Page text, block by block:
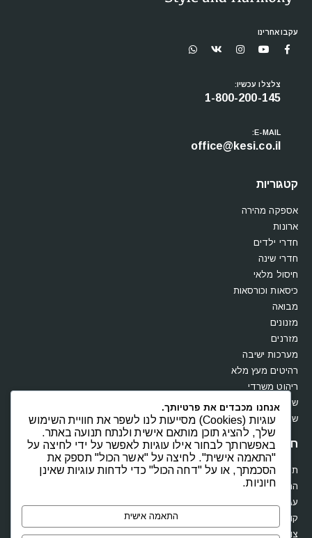
עקבו אחרינו
צלצלו עכשיו:
1-800-200-145
E-MAIL:
office@kesi.co.il
קטגוריות
אספקה מהירה
ארונות
חדרי ילדים
חדרי שינה
חיסול מלאי
כיסאות וכורסאות
מבואה
מזנונים
מזרנים
מערכות ישיבה
רהיטים מעץ מלא
ריהוט משרדי
שולחנות
שידות וקומודות
חנות
תקנון
החשבון שלי
עגלת קניות
קופה
צור קשר
אנחנו מכבדים את פרטיותך.
עוגיות (Cookies) מסייעות לנו לשפר את חוויית השימוש
שלך, להציג תוכן מותאם אישית ולנתח תנועה באתר.
באפשרותך לבחור אילו עוגיות לאפשר על ידי לחיצה על
"התאמה אישית". לחיצה על "אשר הכול" תספק את
הסכמתך, או על "דחה הכול" כדי לדחות עוגיות שאינן
חיוניות.
התאמה אישית